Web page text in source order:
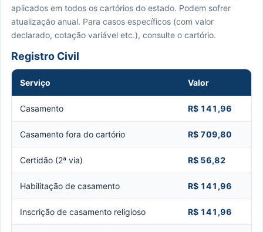
aplicados em todos os cartórios do estado. Podem sofrer
atualização anual. Para casos específicos (com valor
declarado, cotação variável etc.), consulte o cartório.
Registro Civil
Serviço Valor
Casamento R$ 141,96
Casamento fora do cartório R$ 709,80
Certidão (2ª via) R$ 56,82
Habilitação de casamento R$ 141,96
Inscrição de casamento religioso R$ 141,96